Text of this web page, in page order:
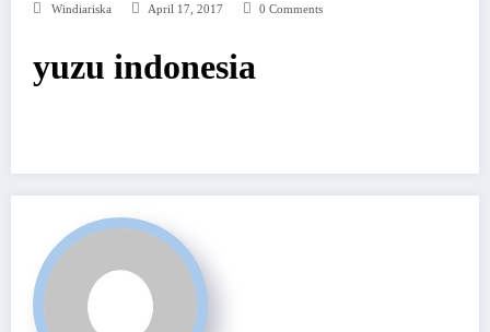
Windiariska April 17, 2017 0 Comments
yuzu indonesia